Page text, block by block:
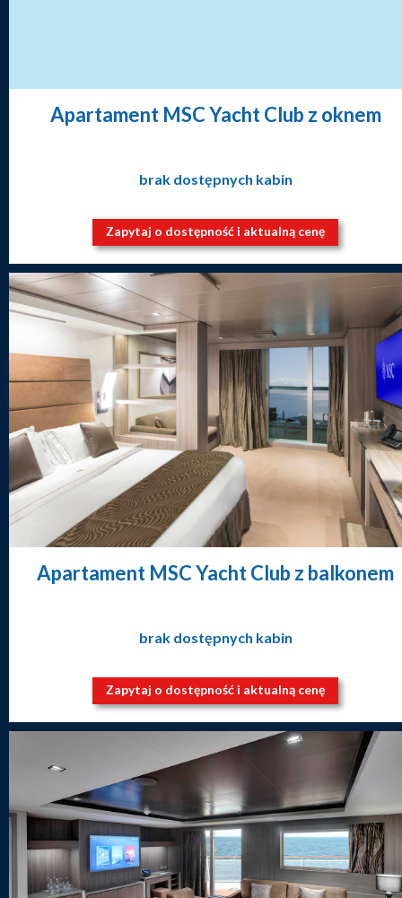
Apartament MSC Yacht Club z oknem
brak dostępnych kabin
Zapytaj o dostępność i aktualną cenę
Apartament MSC Yacht Club z balkonem
brak dostępnych kabin
Zapytaj o dostępność i aktualną cenę